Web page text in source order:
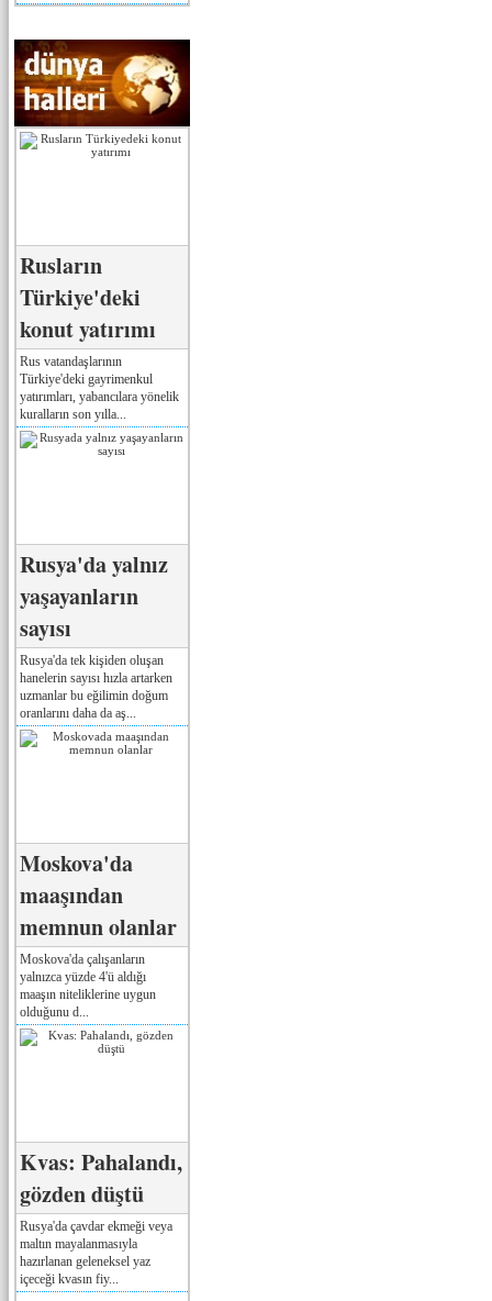
Rusların
Türkiye'deki
konut yatırımı
Rus vatandaşlarının
Türkiye'deki gayrimenkul
yatırımları, yabancılara yönelik
kuralların son yılla...
Rusya'da yalnız
yaşayanların
sayısı
Rusya'da tek kişiden oluşan
hanelerin sayısı hızla artarken
uzmanlar bu eğilimin doğum
oranlarını daha da aş...
Moskova'da
maaşından
memnun olanlar
Moskova'da çalışanların
yalnızca yüzde 4'ü aldığı
maaşın niteliklerine uygun
olduğunu d...
Kvas: Pahalandı,
gözden düştü
Rusya'da çavdar ekmeği veya
maltın mayalanmasıyla
hazırlanan geleneksel yaz
içeceği kvasın fiy...